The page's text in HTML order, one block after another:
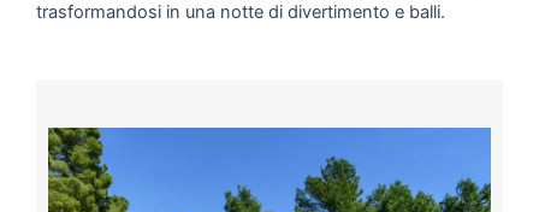
trasformandosi in una notte di divertimento e balli.